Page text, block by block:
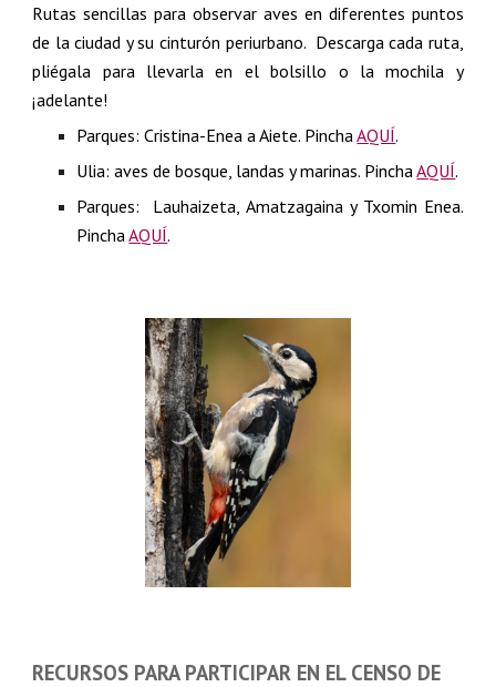
Rutas sencillas para observar aves en diferentes puntos
de la ciudad y su cinturón periurbano. Descarga cada ruta,
pliégala para llevarla en el bolsillo o la mochila y
¡adelante!
Parques: Cristina-Enea a Aiete. PinchaAQUÍ.
Ulia: aves de bosque, landas y marinas. PinchaAQUÍ.
Parques: Lauhaizeta, Amatzagaina y Txomin Enea.
PinchaAQUÍ.
RECURSOS PARA PARTICIPAR EN EL CENSO DE